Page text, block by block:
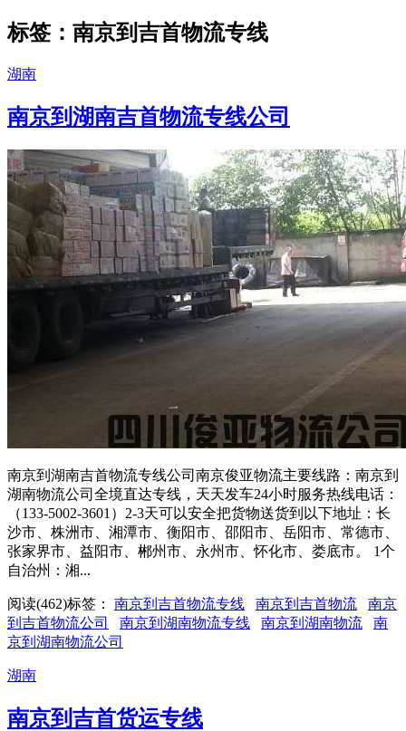
标签：南京到吉首物流专线
湖南
南京到湖南吉首物流专线公司
南京到湖南吉首物流专线公司南京俊亚物流主要线路：南京到
湖南物流公司全境直达专线，天天发车24小时服务热线电话：
（133-5002-3601）2-3天可以安全把货物送货到以下地址：长
沙市、株洲市、湘潭市、衡阳市、邵阳市、岳阳市、常德市、
张家界市、益阳市、郴州市、永州市、怀化市、娄底市。 1个
自治州：湘...
阅读(462)标签： 南京到吉首物流专线 南京到吉首物流
南京
到吉首物流公司
南京到湖南物流专线 南京到湖南物流
南
京到湖南物流公司
湖南
南京到吉首货运专线